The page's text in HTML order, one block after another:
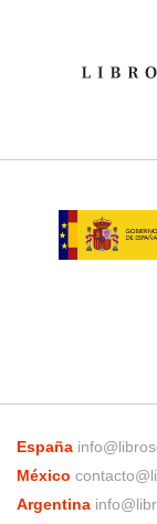
España
México
Argentina